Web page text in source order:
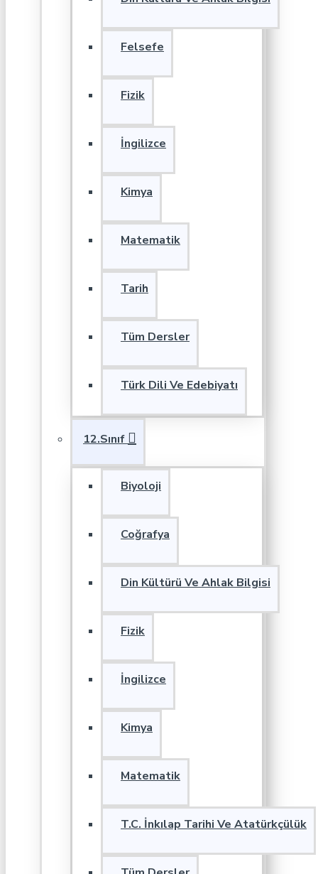
Felsefe
Fizik
İngilizce
Kimya
Matematik
Tarih
Tüm Dersler
Türk Dili Ve Edebiyatı
12.Sınıf
Biyoloji
Coğrafya
Din Kültürü Ve Ahlak Bilgisi
Fizik
İngilizce
Kimya
Matematik
T.C. İnkılap Tarihi Ve Atatürkçülük